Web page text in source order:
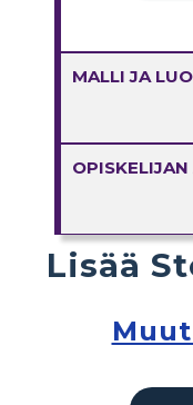
MALLI JA
Lisää